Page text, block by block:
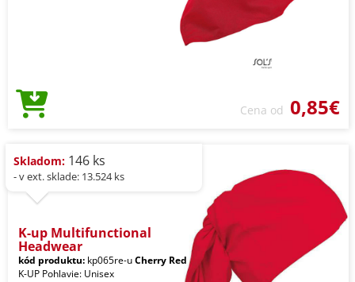
Cena od 0,85€
Skladom: 146 ks
- v ext. sklade: 13.524 ks
K-up Multifunctional
Headwear
kód produktu: kp065re-uCherry Red
K-UP Pohlavie: Unisex